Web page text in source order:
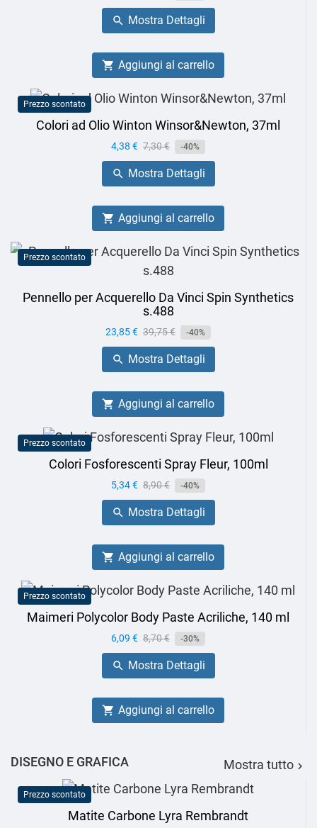
base
 Mostra Dettagli
 Aggiungi al carrello
Prezzo scontato
Colori ad Olio Winton Winsor&Newton, 37ml
Prezzo
4,38 € Prezzo
base
7,30 € -40%
 Mostra Dettagli
 Aggiungi al carrello
Prezzo scontato
Pennello per Acquerello Da Vinci Spin Synthetics
s.488
Prezzo
23,85 € Prezzo
base
39,75 € -40%
 Mostra Dettagli
 Aggiungi al carrello
Prezzo scontato
Colori Fosforescenti Spray Fleur, 100ml
Prezzo
5,34 € Prezzo
base
8,90 € -40%
 Mostra Dettagli
 Aggiungi al carrello
Prezzo scontato
Maimeri Polycolor Body Paste Acriliche, 140 ml
Prezzo
6,09 € Prezzo
base
8,70 € -30%
 Mostra Dettagli
 Aggiungi al carrello
DISEGNO E GRAFICA Mostra tutto 
Prezzo scontato
Matite Carbone Lyra Rembrandt